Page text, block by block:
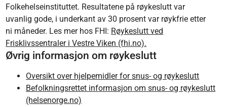
Folkehelseinstituttet. Resultatene på røykeslutt var
uvanlig gode, i underkant av 30 prosent var røykfrie etter
ni måneder. Les mer hos FHI: Røykeslutt ved
Frisklivssentraler i Vestre Viken (fhi.no).
Øvrig informasjon om røykeslutt
Oversikt over hjelpemidler for snus- og røykeslutt
Befolkningsrettet informasjon om snus- og røykeslutt
(helsenorge.no)